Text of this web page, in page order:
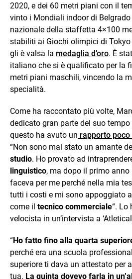
2020, e dei 60 metri piani con il
vinto i Mondiali indoor di
nazionale della staffetta 4×100
stabiliti ai Giochi olimpici di
gli è valsa la medaglia d’oro. È
italiano che si è qualificato per la
metri piani maschili, vincendo la
specialità.
Come ha raccontato più volte,
dedicato gran parte del suo tempo
questo ha avuto un rapporto
“Non sono mai stato un amante
studio. Ho provato ad
linguistico, ma dopo il primo
faceva per me perché nella mia
tutti i costi e mi sono appoggiato
come il tecnico commerciale“. Lo
velocista in un’intervista a
“Ho fatto fino alla quarta
perché era una scuola
superiore ti dava un attestato per
tua. La quinta dovevo farla in